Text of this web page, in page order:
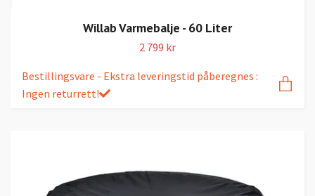
Willab Varmebalje - 60 Liter
2 799 kr
Bestillingsvare - Ekstra leveringstid påberegnes :
Ingen returrett!